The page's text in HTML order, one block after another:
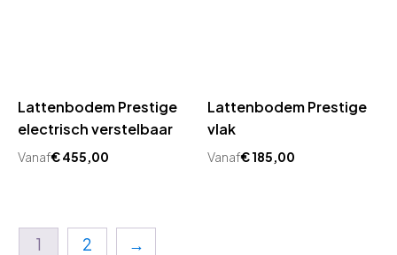
Lattenbodem Prestige
electrisch verstelbaar
Vanaf€455,00
Lattenbodem Prestige
vlak
Vanaf€185,00
1 2 →